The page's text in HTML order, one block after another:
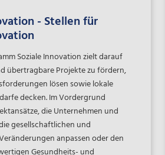
- Stellen für
Soziale Innovation zielt darauf
übertragbare Projekte zu fördern,
lösen sowie lokale
decken. Im Vordergrund
die Unternehmen und
gesellschaftlichen und
anpassen oder den
Gesundheits- und